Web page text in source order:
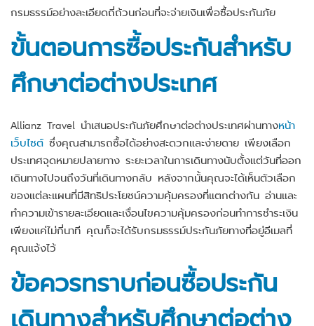
กรมธรรม์อย่างละเอียดถี่ถ้วนก่อนที่จะจ่ายเงินเพื่อซื้อประกันภัย
ขั้นตอนการซื้อประกันสำหรับ
ศึกษาต่อต่างประเทศ
Allianz Travel นำเสนอประกันภัยศึกษาต่อต่างประเทศผ่านทางหน้า
เว็บไซต์ ซึ่งคุณสามารถซื้อได้อย่างสะดวกและง่ายดาย เพียงเลือก
ประเทศจุดหมายปลายทาง ระยะเวลาในการเดินทางนับตั้งแต่วันที่ออก
เดินทางไปจนถึงวันที่เดินทางกลับ หลังจากนั้นคุณจะได้เห็นตัวเลือก
ของแต่ละแผนที่มีสิทธิประโยชน์ความคุ้มครองที่แตกต่างกัน อ่านและ
ทำความเข้ารายละเอียดและเงื่อนไขความคุ้มครองก่อนทำการชำระเงิน
เพียงแค่ไม่กี่นาที คุณก็จะได้รับกรมธรรม์ประกันภัยทางที่อยู่อีเมลที่
คุณแจ้งไว้
ข้อควรทราบก่อนซื้อประกัน
เดินทางสำหรับศึกษาต่อต่าง